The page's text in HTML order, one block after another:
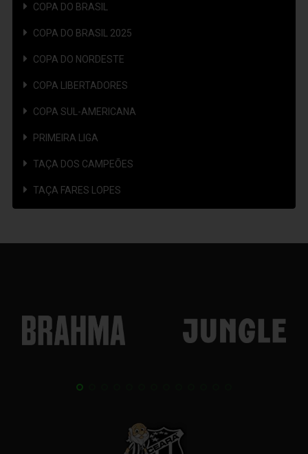
COPA DO BRASIL
COPA DO BRASIL 2025
COPA DO NORDESTE
COPA LIBERTADORES
COPA SUL-AMERICANA
PRIMEIRA LIGA
TAÇA DOS CAMPEÕES
TAÇA FARES LOPES